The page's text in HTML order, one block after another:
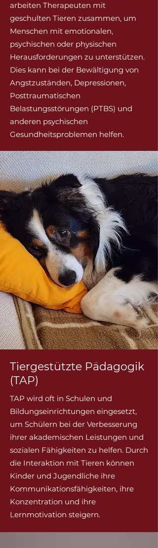
arbeiten Therapeuten mit
geschulten Tieren zusammen, um
Menschen mit emotionalen,
psychischen oder physischen
Herausforderungen zu unterstützen.
Dies kann bei der Bewältigung von
Angstzuständen, Depressionen,
Posttraumatischen
Belastungsstörungen (PTBS) und
anderen psychischen
Gesundheitsproblemen helfen.
Tiergestützte Pädagogik
(TAP)
TAP wird oft in Schulen und
Bildungseinrichtungen eingesetzt,
um Schülern bei der Verbesserung
ihrer akademischen Leistungen und
sozialen Fähigkeiten zu helfen. Durch
die Interaktion mit Tieren können
Kinder und Jugendliche ihre
Kommunikationsfähigkeiten, ihre
Konzentration und ihre
Lernmotivation steigern.